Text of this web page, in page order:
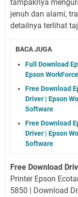
tampaknya
jenuh dan alami,
detailnya terlihat
BACA JUGA
Full Download
Epson
Free Download
Driver | Epson
Software
Free Download
Driver | Epson
Software
Free Download
Printer Epson
5850 | Download